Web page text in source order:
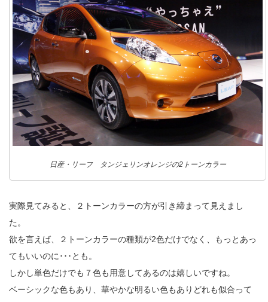
日産・リーフ タンジェリンオレンジの2トーンカラー
実際見てみると、２トーンカラーの方が引き締まって見えまし
た。
欲を言えば、２トーンカラーの種類が2色だけでなく、もっとあっ
てもいいのに･･･とも。
しかし単色だけでも７色も用意してあるのは嬉しいですね。
ベーシックな色もあり、華やかな明るい色もありどれも似合って